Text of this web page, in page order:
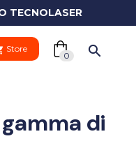
TECNOLASER
Store
0 search
di